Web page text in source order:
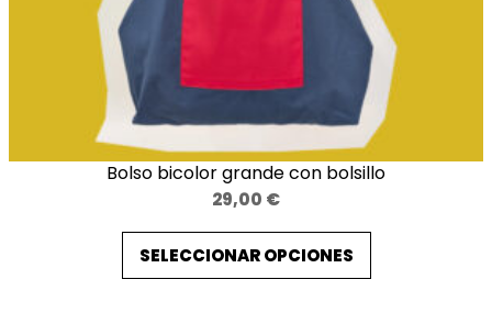
Bolso bicolor grande con bolsillo
29,00 €
SELECCIONAR OPCIONES